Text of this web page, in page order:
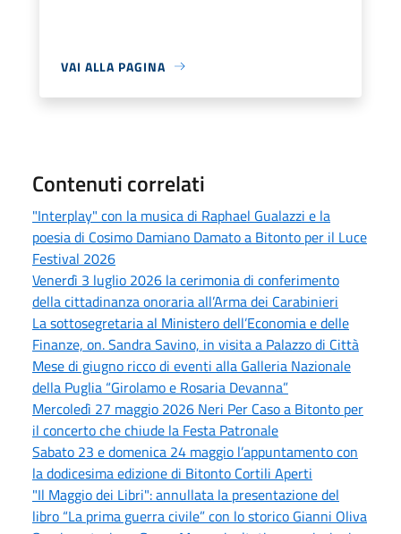
VAI ALLA PAGINA
Contenuti correlati
"Interplay" con la musica di Raphael Gualazzi e la
poesia di Cosimo Damiano Damato a Bitonto per il Luce
Festival 2026
Venerdì 3 luglio 2026 la cerimonia di conferimento
della cittadinanza onoraria all’Arma dei Carabinieri
La sottosegretaria al Ministero dell’Economia e delle
Finanze, on. Sandra Savino, in visita a Palazzo di Città
Mese di giugno ricco di eventi alla Galleria Nazionale
della Puglia “Girolamo e Rosaria Devanna”
Mercoledì 27 maggio 2026 Neri Per Caso a Bitonto per
il concerto che chiude la Festa Patronale
Sabato 23 e domenica 24 maggio l’appuntamento con
la dodicesima edizione di Bitonto Cortili Aperti
"Il Maggio dei Libri": annullata la presentazione del
libro “La prima guerra civile” con lo storico Gianni Oliva